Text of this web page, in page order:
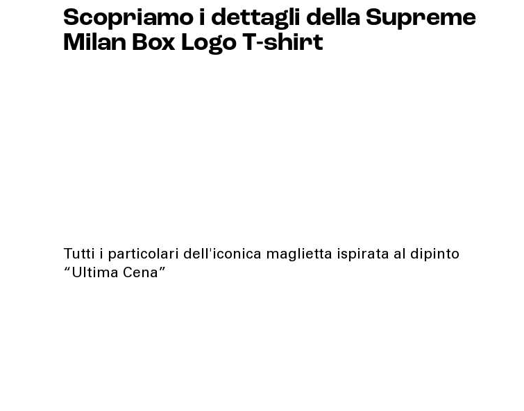
Scopriamo i dettagli della Supreme
Milan Box Logo T-shirt
Tutti i particolari dell'iconica maglietta ispirata al dipinto
“Ultima Cena”